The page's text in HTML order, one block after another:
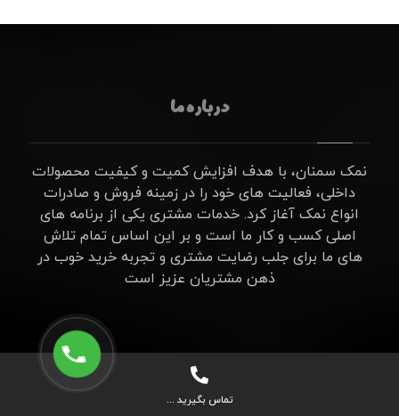
درباره ما
نمک سمنان، با هدف افزایش کمیت و کیفیت محصولات
داخلی، فعالیت های خود را در زمینه فروش و صادرات
انواع نمک آغاز کرد. خدمات مشتری یکی از برنامه های
اصلی کسب و کار ما است و بر این اساس تمام تلاش
های ما برای جلب رضایت مشتری و تجربه خرید خوب در
ذهن مشتریان عزیز است
تماس بگیرید ...